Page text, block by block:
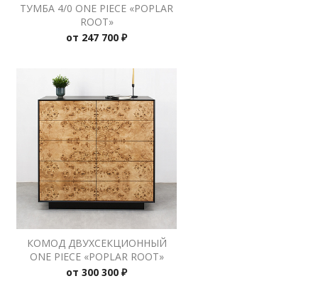
ТУМБА 4/0 ONE PIECE «POPLAR
ROOT»
от 247 700 ₽
КОМОД ДВУХСЕКЦИОННЫЙ
ONE PIECE «POPLAR ROOT»
от 300 300 ₽